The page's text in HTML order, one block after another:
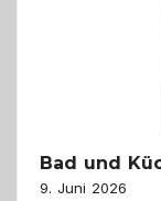
Bad und
9. Juni 2026